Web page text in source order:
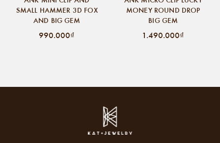
SMALL HAMMER 3D FOX
AND BIG GEM
990.000₫
MONEY ROUND DROP
BIG GEM
1.490.000₫